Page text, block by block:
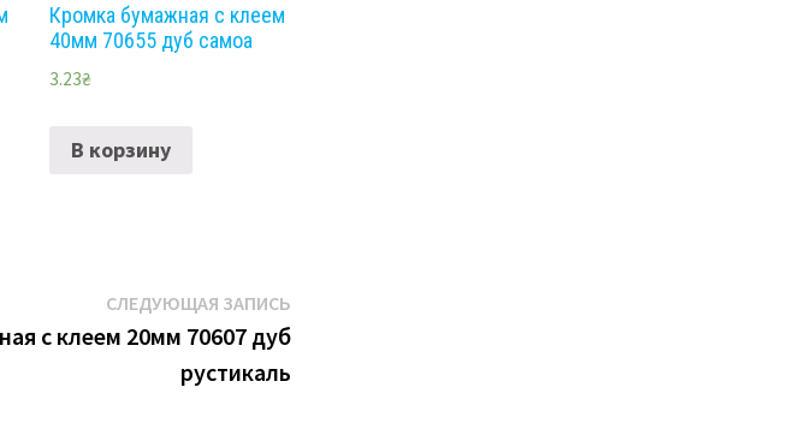
Кромка бумажная с клеем
40мм 70655 дуб самоа
3.23₴
В корзину
СЛЕДУЮЩАЯ ЗАПИСЬСледующая
запись:
с клеем 20мм 70607 дуб
рустикаль